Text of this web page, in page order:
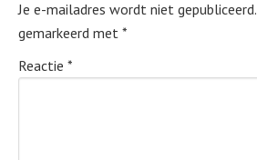
Je e-mailadres wordt niet gepubliceerd.
gemarkeerd met *
Reactie *